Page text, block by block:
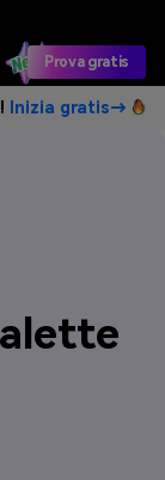
Prova gratis
Inizia gratis→